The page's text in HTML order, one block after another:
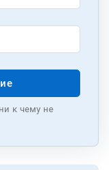
к чему не